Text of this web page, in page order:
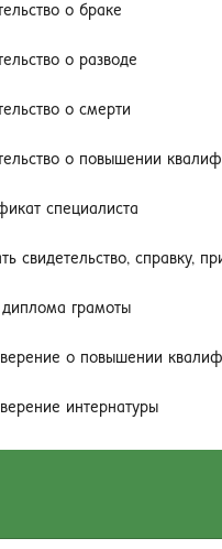
о браке
о разводе
о смерти
о повышении
специалиста
cвидетельство, справку,
диплома грамоты
о повышении
интернатуры